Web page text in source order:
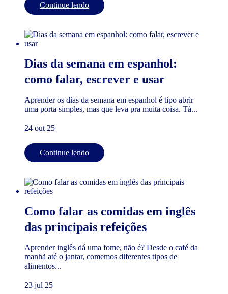
Continue lendo
Dias da semana em espanhol:
como falar, escrever e usar
Aprender os dias da semana em espanhol é tipo abrir
uma porta simples, mas que leva pra muita coisa. Tá...
24 out 25
Continue lendo
Como falar as comidas em inglês
das principais refeições
Aprender inglês dá uma fome, não é? Desde o café da
manhã até o jantar, comemos diferentes tipos de
alimentos...
23 jul 25